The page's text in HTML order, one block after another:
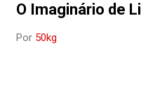
O Imaginário de
Por 50kg